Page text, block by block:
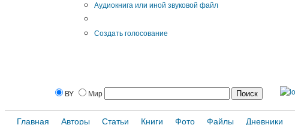
Аудиокнига или иной звуковой файл
Создать голосование
BY Мир
Главная Авторы Статьи Книги Фото Файлы Дневники